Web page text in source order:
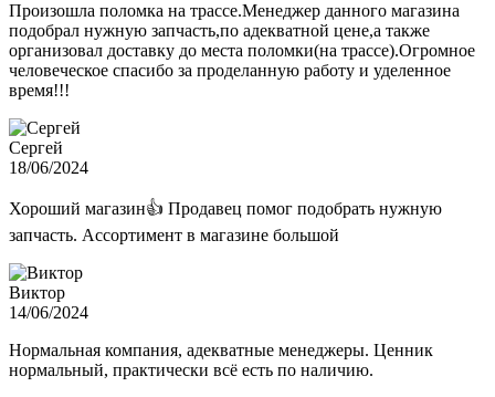
Произошла поломка на трассе.Менеджер данного магазина
подобрал нужную запчасть,по адекватной цене,а также
организовал доставку до места поломки(на трассе).Огромное
человеческое спасибо за проделанную работу и уделенное
время!!!
Сергей
18/06/2024
Хороший магазин👍 Продавец помог подобрать нужную
запчасть. Ассортимент в магазине большой
Виктор
14/06/2024
Нормальная компания, адекватные менеджеры. Ценник
нормальный, практически всё есть по наличию.